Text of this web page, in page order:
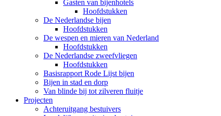
Gasten van bijenhotels
Hoofdstukken
De Nederlandse bijen
Hoofdstukken
De wespen en mieren van Nederland
Hoofdstukken
De Nederlandse zweefvliegen
Hoofdstukken
Basisrapport Rode Lijst bijen
Bijen in stad en dorp
Van blinde bij tot zilveren fluitje
Projecten
Achteruitgang bestuivers